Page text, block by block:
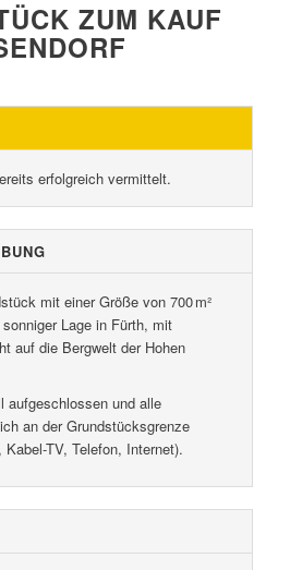
ZUM KAUF
erfolgreich vermittelt.
mit einer Größe von 700 m²
Lage in Fürth, mit
auf die Bergwelt der Hohen
aufgeschlossen und alle
an der Grundstücksgrenze
TV, Telefon, Internet).